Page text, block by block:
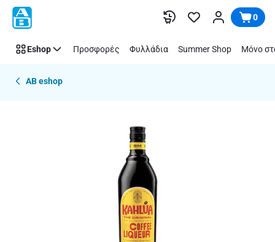
Παράλειψη 0
Eshop Προσφορές Φυλλάδια Summer Shop Μόνο
AB eshop